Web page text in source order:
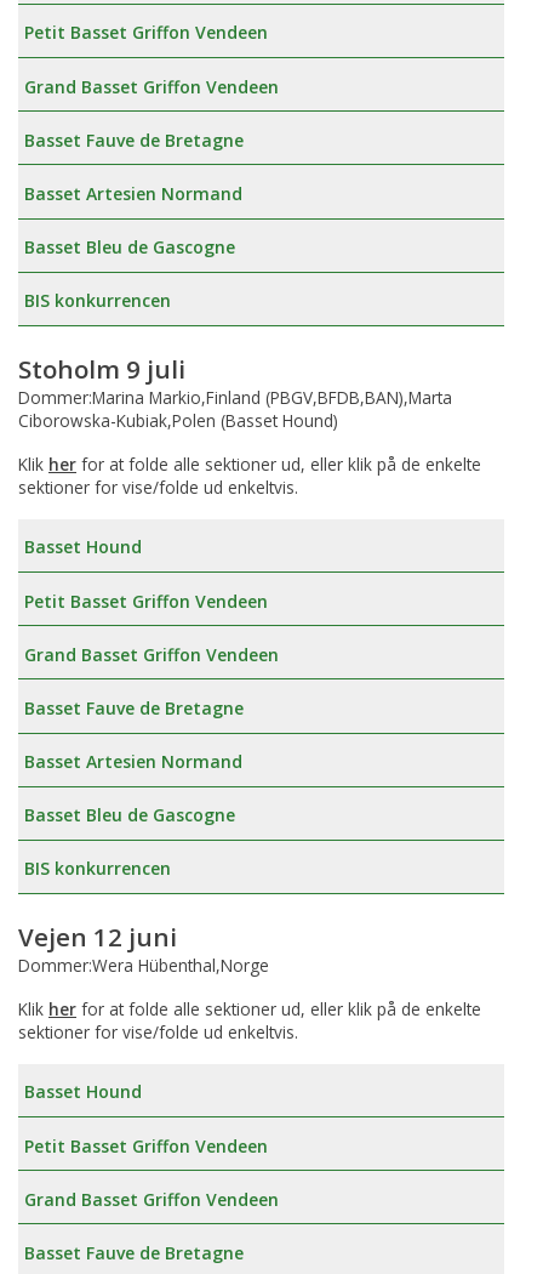
Petit Basset Griffon Vendeen
Grand Basset Griffon Vendeen
Basset Fauve de Bretagne
Basset Artesien Normand
Basset Bleu de Gascogne
BIS konkurrencen
Stoholm 9 juli
Dommer:Marina Markio,Finland (PBGV,BFDB,BAN),Marta
Ciborowska-Kubiak,Polen (Basset Hound)
Klik her for at folde alle sektioner ud, eller klik på de enkelte
sektioner for vise/folde ud enkeltvis.
Basset Hound
Petit Basset Griffon Vendeen
Grand Basset Griffon Vendeen
Basset Fauve de Bretagne
Basset Artesien Normand
Basset Bleu de Gascogne
BIS konkurrencen
Vejen 12 juni
Dommer:Wera Hübenthal,Norge
Klik her for at folde alle sektioner ud, eller klik på de enkelte
sektioner for vise/folde ud enkeltvis.
Basset Hound
Petit Basset Griffon Vendeen
Grand Basset Griffon Vendeen
Basset Fauve de Bretagne